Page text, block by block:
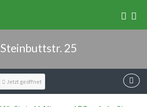
Steinbuttstr. 25
Jetzt geöffnet